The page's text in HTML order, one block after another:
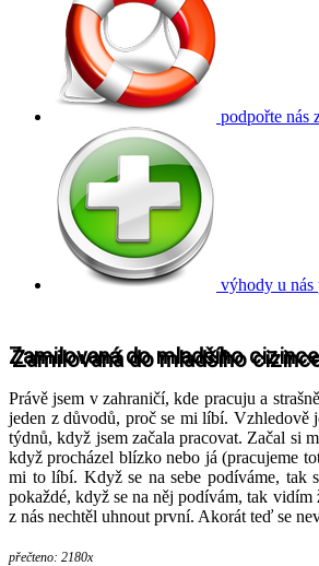
podpořte nás
výhody u nás
Zamilovaná do mladšího cizince
Právě jsem v zahraničí, kde pracuju a
jeden z důvodů, proč se mi líbí. Vzhledově
týdnů, když jsem začala pracovat. Začal si
když procházel blízko nebo já (pracujeme
mi to líbí. Když se na sebe podíváme, tak
pokaždé, když se na něj podívám, tak
z nás nechtěl uhnout první. Akorát teď se
přečteno: 2180x